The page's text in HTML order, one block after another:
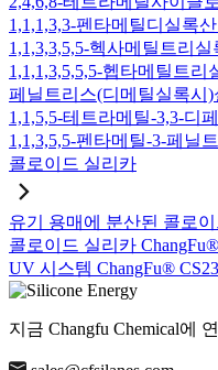
1,1,1,3,3-펜타메틸디실록
1,1,3,3,5,5-헥사메틸트리실
1,1,1,3,5,5,5-헵타메틸트리
페닐트리스(디메틸실록시)
1,1,5,5-테트라메틸-3,3-디
1,1,3,5,5-펜타메틸-3-페닐
콜로이드 실리카
유기 용매에 분산된 콜로
콜로이드 실리카
UV 시스템 ChangFu®
지금 Changfu Chemical에